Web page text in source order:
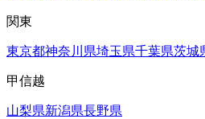
関東
東京都神奈川県埼玉県千葉県茨城
甲信越
山梨県新潟県長野県